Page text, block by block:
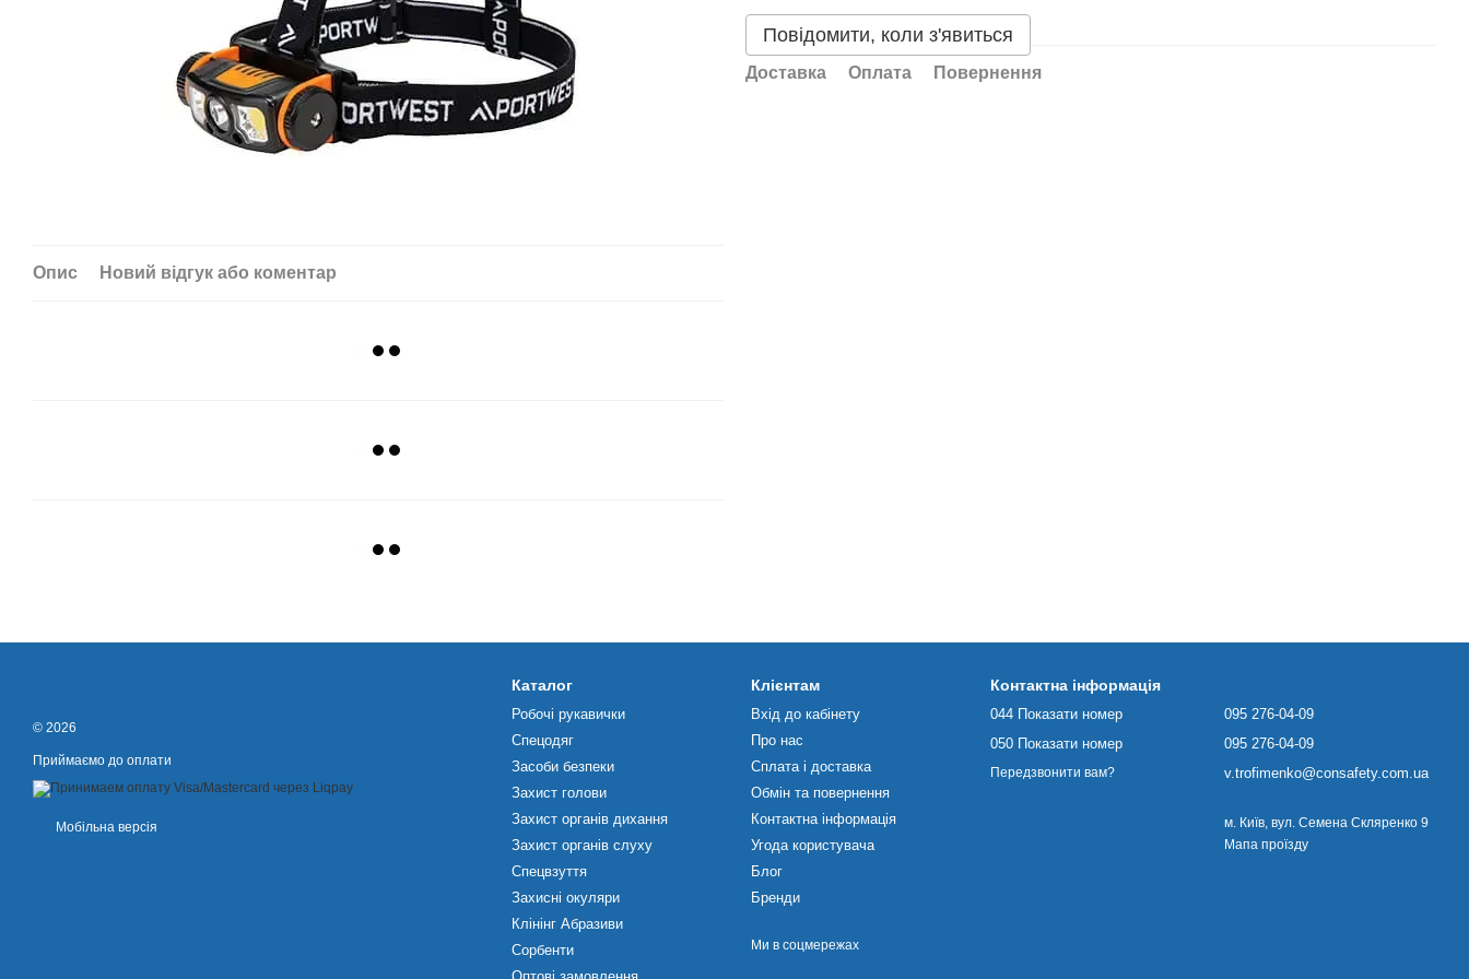
Опис Новий відгук або коментар
Повідомити, коли з'явиться
Доставка Оплата Повернення
© 2026
Приймаємо до оплати
Мобільна версія
Каталог
Робочі рукавички
Спецодяг
Засоби безпеки
Захист голови
Захист органів дихання
Захист органів слуху
Спецвзуття
Захисні окуляри
Клінінг Абразиви
Сорбенти
Клієнтам
Вхід до кабінету
Про нас
Сплата і доставка
Обмін та повернення
Контактна інформація
Угода користувача
Блог
Бренди
Ми в соцмережах
Контактна інформація
044 Показати номер
050 Показати номер
Передзвонити вам?
095 276-04-09
095 276-04-09
v.trofimenko@consafety.com.ua
м. Київ, вул. Семена Скляренко 9
Мапа проїзду